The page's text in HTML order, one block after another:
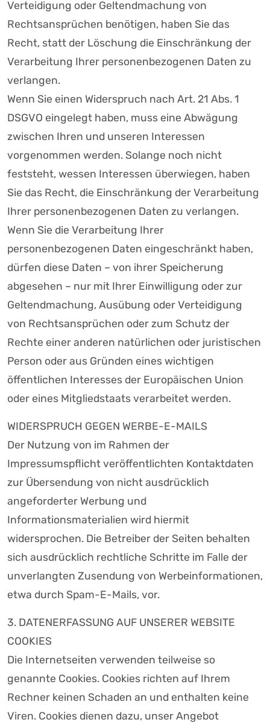
Verteidigung oder Geltendmachung von
Rechtsansprüchen benötigen, haben Sie das
Recht, statt der Löschung die Einschränkung der
Verarbeitung Ihrer personenbezogenen Daten zu
verlangen.
Wenn Sie einen Widerspruch nach Art. 21 Abs. 1
DSGVO eingelegt haben, muss eine Abwägung
zwischen Ihren und unseren Interessen
vorgenommen werden. Solange noch nicht
feststeht, wessen Interessen überwiegen, haben
Sie das Recht, die Einschränkung der Verarbeitung
Ihrer personenbezogenen Daten zu verlangen.
Wenn Sie die Verarbeitung Ihrer
personenbezogenen Daten eingeschränkt haben,
dürfen diese Daten – von ihrer Speicherung
abgesehen – nur mit Ihrer Einwilligung oder zur
Geltendmachung, Ausübung oder Verteidigung
von Rechtsansprüchen oder zum Schutz der
Rechte einer anderen natürlichen oder juristischen
Person oder aus Gründen eines wichtigen
öffentlichen Interesses der Europäischen Union
oder eines Mitgliedstaats verarbeitet werden.
WIDERSPRUCH GEGEN WERBE-E-MAILS
Der Nutzung von im Rahmen der
Impressumspflicht veröffentlichten Kontaktdaten
zur Übersendung von nicht ausdrücklich
angeforderter Werbung und
Informationsmaterialien wird hiermit
widersprochen. Die Betreiber der Seiten behalten
sich ausdrücklich rechtliche Schritte im Falle der
unverlangten Zusendung von Werbeinformationen,
etwa durch Spam-E-Mails, vor.
3. DATENERFASSUNG AUF UNSERER WEBSITE
COOKIES
Die Internetseiten verwenden teilweise so
genannte Cookies. Cookies richten auf Ihrem
Rechner keinen Schaden an und enthalten keine
Viren. Cookies dienen dazu, unser Angebot